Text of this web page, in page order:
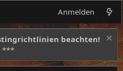
Anmelden
beachten!
***